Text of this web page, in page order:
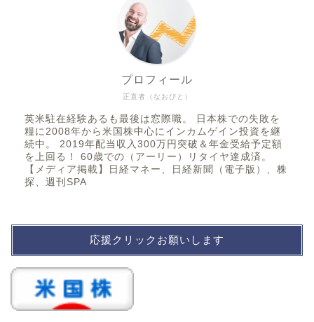
正直者（なおびと）
プロフィール
英米駐在経験あるも最後は窓際職。 日本株での失敗を
糧に2008年から米国株中心にインカムゲイン投資を継
続中。 2019年配当収入300万円突破＆年金受給予定額
を上回る！ 60歳での（アーリー）リタイヤ達成済。
【メディア掲載】日経マネー、日経新聞（電子版）、株
探、週刊SPA
応援クリックお願いします